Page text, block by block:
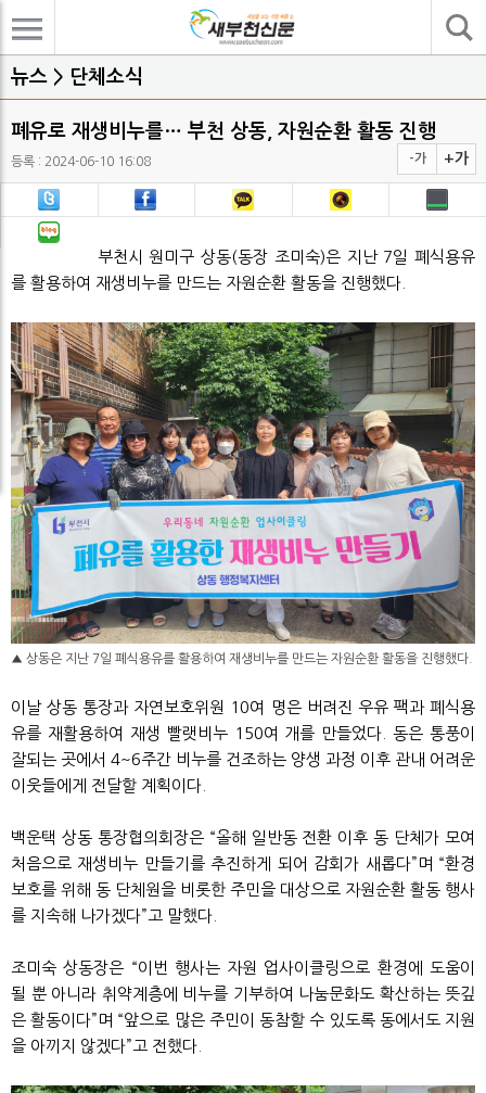
뉴스 > 단체소식
폐유로 재생비누를… 부천 상동, 자원순환 활동 진행
등록 : 2024-06-10 16:08 -가 +가
부천시 원미구 상동(동장 조미숙)은 지난 7일 폐식용유
를 활용하여 재생비누를 만드는 자원순환 활동을 진행했다.
▲ 상동은 지난 7일 폐식용유를 활용하여 재생비누를 만드는 자원순환 활동을 진행했다.
이날 상동 통장과 자연보호위원 10여 명은 버려진 우유 팩과 폐식용
유를 재활용하여 재생 빨랫비누 150여 개를 만들었다. 동은 통풍이
잘되는 곳에서 4~6주간 비누를 건조하는 양생 과정 이후 관내 어려운
이웃들에게 전달할 계획이다.
백운택 상동 통장협의회장은 “올해 일반동 전환 이후 동 단체가 모여
처음으로 재생비누 만들기를 추진하게 되어 감회가 새롭다”며 “환경
보호를 위해 동 단체원을 비롯한 주민을 대상으로 자원순환 활동 행사
를 지속해 나가겠다”고 말했다.
조미숙 상동장은 “이번 행사는 자원 업사이클링으로 환경에 도움이
될 뿐 아니라 취약계층에 비누를 기부하여 나눔문화도 확산하는 뜻깊
은 활동이다”며 “앞으로 많은 주민이 동참할 수 있도록 동에서도 지원
을 아끼지 않겠다”고 전했다.